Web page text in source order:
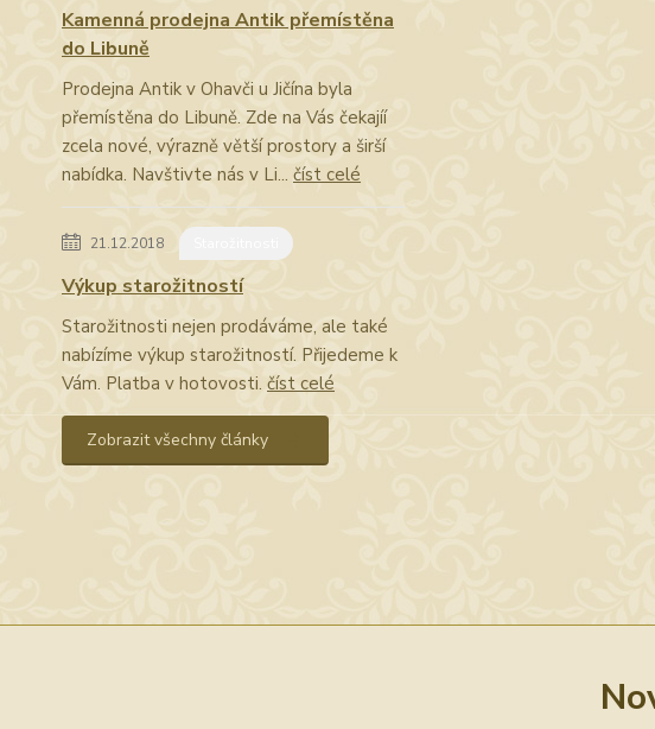
Kamenná prodejna Antik přemístěna
do Libuně
Prodejna Antik v Ohavči u Jičína byla
přemístěna do Libuně. Zde na Vás čekajíí
zcela nové, výrazně větší prostory a širší
nabídka. Navštivte nás v Li... číst celé
21.12.2018
Výkup starožitností
Starožitnosti nejen prodáváme, ale také
nabízíme výkup starožitností. Přijedeme k
Vám. Platba v hotovosti. číst celé
Zobrazit všechny články